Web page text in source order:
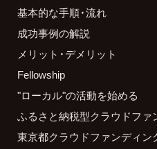
基本的な手順・流れ
成功事例の解説
メリット・デメリット
Fellowship
"ローカル"の活動を始める
ふるさと納税型クラウドファ
東京都クラウドファンディン